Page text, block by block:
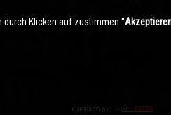
durch Klicken auf zustimmen ''